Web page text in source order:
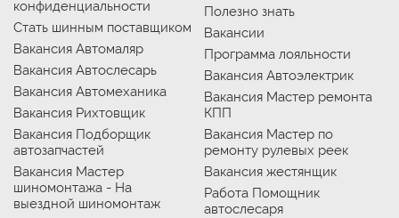
конфиденциальности
Стать шинным поставщиком
Вакансия Автомаляр
Вакансия Автослесарь
Вакансия Автомеханика
Вакансия Рихтовщик
Вакансия Подборщик
автозапчастей
Вакансия Мастер
шиномонтажа - На
выездной шиномонтаж
Полезно знать
Вакансии
Программа лояльности
Вакансия Автоэлектрик
Вакансия Мастер ремонта
КПП
Вакансия Мастер по
ремонту рулевых реек
Вакансия жестянщик
Работа Помощник
автослесаря